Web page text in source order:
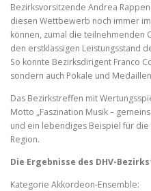
Bezirksvorsitzende Andrea
diesen Wettbewerb noch immer
können, zumal die teilnehmenden
den erstklassigen Leistungsstand
So konnte Bezirksdirigent Franco
sondern auch Pokale und
Das Bezirkstreffen mit
Motto „Faszination Musik –
und ein lebendiges Beispiel für
Region.
Die Ergebnisse des DHV-
Kategorie Akkordeon-Ensemble: